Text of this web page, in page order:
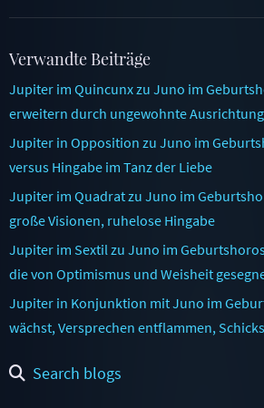
Verwandte Beiträge
Jupiter im Quincunx zu Juno im
erweitern durch ungewohnte
Jupiter in Opposition zu Juno im
versus Hingabe im Tanz der Liebe
Jupiter im Quadrat zu Juno im
große Visionen, ruhelose Hingabe
Jupiter im Sextil zu Juno im
die von Optimismus und Weisheit
Jupiter in Konjunktion mit Juno im
wächst, Versprechen entflammen,
Search blogs